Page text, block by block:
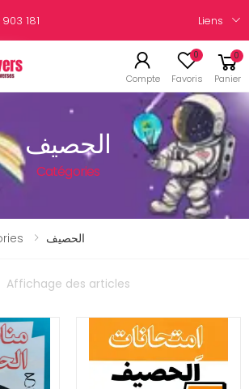
903 181 Liens
Compte
0
Favoris
0
Panier
الحصيف
Catégories
الحصيف
Affichage des articles